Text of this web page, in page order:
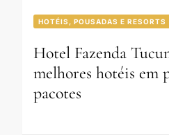
HOTÉIS, POUSADAS E RESORTS
Hotel Fazenda
melhores hotéis em
pacotes